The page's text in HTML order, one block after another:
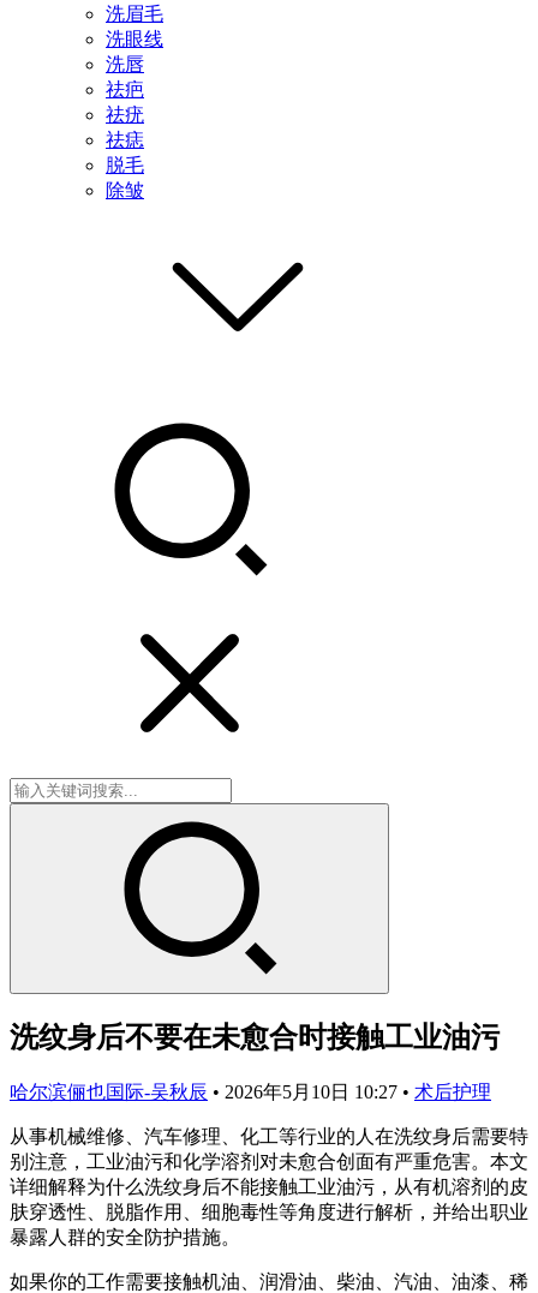
洗眉毛
洗眼线
洗唇
祛疤
祛疣
祛痣
脱毛
除皱
洗纹身后不要在未愈合时接触工业油污
哈尔滨俪也国际-吴秋辰 • 2026年5月10日 10:27 • 术后护理
从事机械维修、汽车修理、化工等行业的人在洗纹身后需要特
别注意，工业油污和化学溶剂对未愈合创面有严重危害。本文
详细解释为什么洗纹身后不能接触工业油污，从有机溶剂的皮
肤穿透性、脱脂作用、细胞毒性等角度进行解析，并给出职业
暴露人群的安全防护措施。
如果你的工作需要接触机油、润滑油、柴油、汽油、油漆、稀